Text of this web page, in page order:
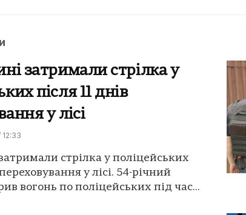
затримали стрілка у
після 11 днів
у лісі
стрілка у поліцейських
у лісі. 54-річний
вогонь по поліцейських під час...